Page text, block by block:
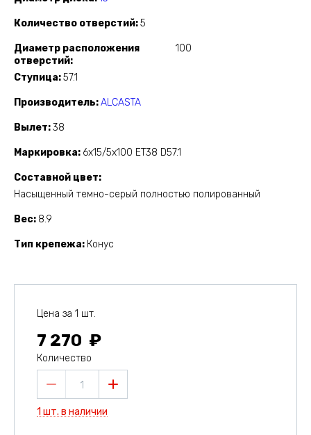
Количество отверстий 5
Диаметр расположения
отверстий
100
Ступица 57.1
Производитель ALCASTA
Вылет 38
Маркировка 6x15/5x100 ET38 D57.1
Составной цвет
Насыщенный темно-серый полностью полированный
Вес 8.9
Тип крепежа Конус
Цена за 1 шт.
7 270
Количество
1
1 шт. в наличии